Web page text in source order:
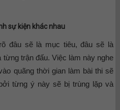
sự kiện khác nhau
đâu sẽ là mục tiêu, đâu sẽ là
trận đấu. Việc làm này nghe
quãng thời gian làm bài thi sẽ
từng ý này sẽ bị trùng lặp và